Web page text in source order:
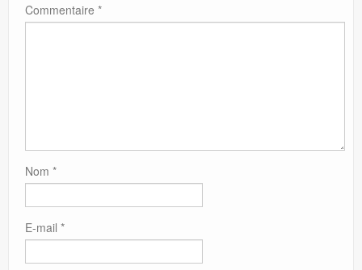
Commentaire *
Nom *
E-mail *